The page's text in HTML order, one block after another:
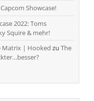
Showcase!
2022: Toms
Squire & mehr!
Matrix | Hooked zu The